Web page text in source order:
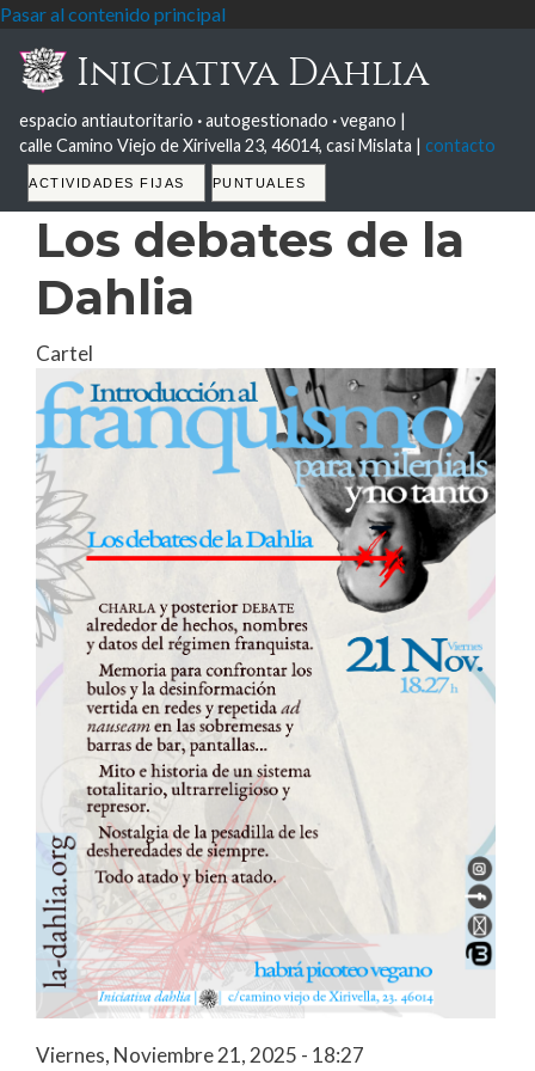
Pasar al contenido principal
Iniciativa Dahlia
espacio antiautoritario ·autogestionado ·vegano |
calle Camino Viejo de Xirivella 23, 46014, casi Mislata | contacto
Tabs
ACTIVIDADES FIJAS PUNTUALES
Los debates de la
Dahlia
Cartel
Viernes, Noviembre 21, 2025 - 18:27